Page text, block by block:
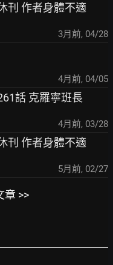
刊 作者身體不適
3月前, 04/28
4月前, 04/05
話 克羅寧班長
4月前, 03/28
刊 作者身體不適
5月前, 02/27
章 >>